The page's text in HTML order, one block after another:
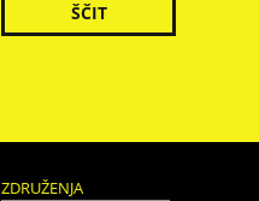
ŠČIT
ZDRUŽENJA